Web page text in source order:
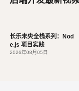
实践导向：通过丰
为实际应用能力。
灵活性：课程内容
长乐未央全栈系列：Nod
e.js 项目实践
2026年08月05日